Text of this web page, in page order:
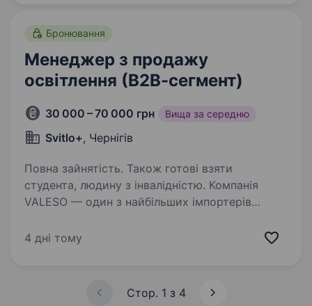
Бронювання
Менеджер з продажу
освітлення (В2В-сегмент)
30 000 – 70 000 грн Вища за середню
Svitlo+, Чернігів
Повна зайнятість. Також готові взяти
студента, людину з інвалідністю. Компанія
VALESO — один з найбільших імпортерів
з 2009 року, якій довіряють більш ніж 22 000
4 дні тому
Стор. 1 з 4